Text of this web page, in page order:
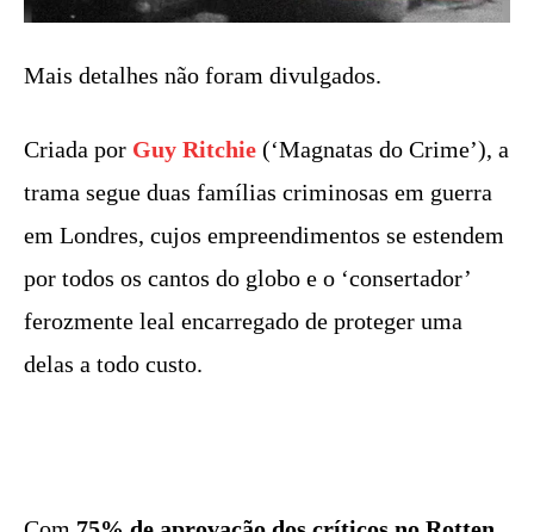
Mais detalhes não foram divulgados.
Criada por Guy Ritchie (‘Magnatas do Crime’), a
trama segue duas famílias criminosas em guerra
em Londres, cujos empreendimentos se estendem
por todos os cantos do globo e o ‘consertador’
ferozmente leal encarregado de proteger uma
delas a todo custo.